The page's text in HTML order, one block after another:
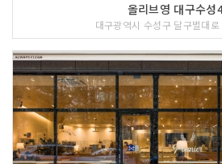
올리브영 대구수성
대구광역시 수성구 달구벌대